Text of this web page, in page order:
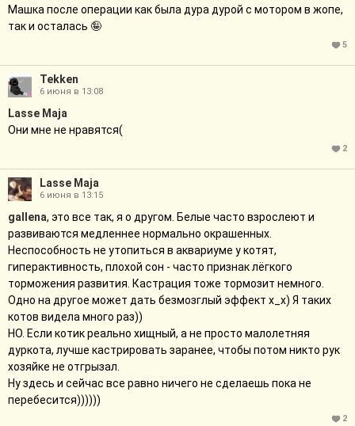
Машка после операции как была дура дурой с мотором в жопе,
так и осталась 🤪
5
Tekken
6 июня в 13:08
Lasse Maja
Они мне не нравятся(
2
Lasse Maja
6 июня в 13:15
gallena, это все так, я о другом. Белые часто взрослеют и
развиваются медленнее нормально окрашенных.
Неспособность не утопиться в аквариуме у котят,
гиперактивность, плохой сон - часто признак лёгкого
торможения развития. Кастрация тоже тормозит немного.
Одно на другое может дать безмозглый эффект х_х) Я таких
котов видела много раз))
НО. Если котик реально хищный, а не просто малолетняя
дуркота, лучше кастрировать заранее, чтобы потом никто рук
хозяйке не отгрызал.
Ну здесь и сейчас все равно ничего не сделаешь пока не
перебесится))))))
2